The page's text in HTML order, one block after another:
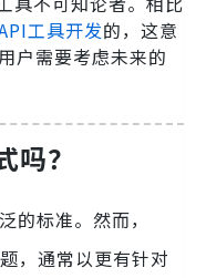
工具开发的，这意
户需要考虑未来的
？
的标准。然而，
，通常以更有针对